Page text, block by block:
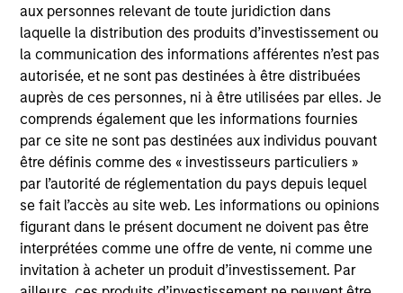
aux personnes relevant de toute juridiction dans
laquelle la distribution des produits d’investissement ou
la communication des informations afférentes n’est pas
autorisée, et ne sont pas destinées à être distribuées
auprès de ces personnes, ni à être utilisées par elles. Je
comprends également que les informations fournies
par ce site ne sont pas destinées aux individus pouvant
être définis comme des « investisseurs particuliers »
par l’autorité de réglementation du pays depuis lequel
se fait l’accès au site web. Les informations ou opinions
figurant dans le présent document ne doivent pas être
interprétées comme une offre de vente, ni comme une
invitation à acheter un produit d’investissement. Par
Kendal Cehanowicz
Managing Director
Michael Cha
Executive Director
Robert C. Leggett
Executive Director